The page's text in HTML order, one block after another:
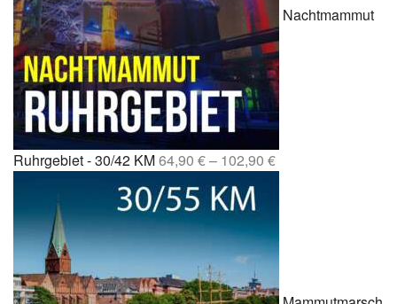
Nachtmammut
Ruhrgebiet - 30/42 KM64,90 €– 102,90 €